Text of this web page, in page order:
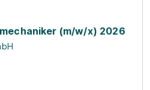
(m/w/x) 2026